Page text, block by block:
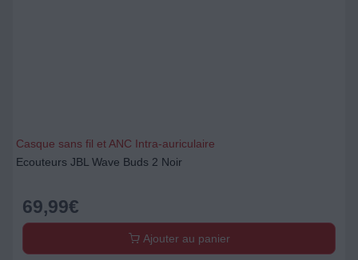
Casque sans fil et ANC Intra-auriculaire
Ecouteurs JBL Wave Buds 2 Noir
69,99€
Ajouter au panier